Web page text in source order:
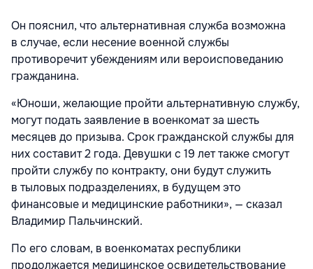
Он пояснил, что альтернативная служба возможна
в случае, если несение военной службы
противоречит убеждениям или вероисповеданию
гражданина.
«Юноши, желающие пройти альтернативную службу,
могут подать заявление в военкомат за шесть
месяцев до призыва. Срок гражданской службы для
них составит 2 года. Девушки с 19 лет также смогут
пройти службу по контракту, они будут служить
в тыловых подразделениях, в будущем это
финансовые и медицинские работники», — сказал
Владимир Пальчинский.
По его словам, в военкоматах республики
продолжается медицинское освидетельствование